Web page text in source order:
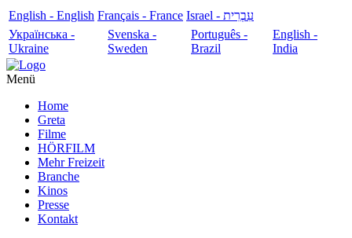
English - English Français - France
עִבְרִית - Israel
Українська -
Ukraine
Svenska -
Sweden
Português -
Brazil
English -
India
Menü
Home
Greta
Filme
HÖRFILM
Mehr Freizeit
Branche
Kinos
Presse
Kontakt